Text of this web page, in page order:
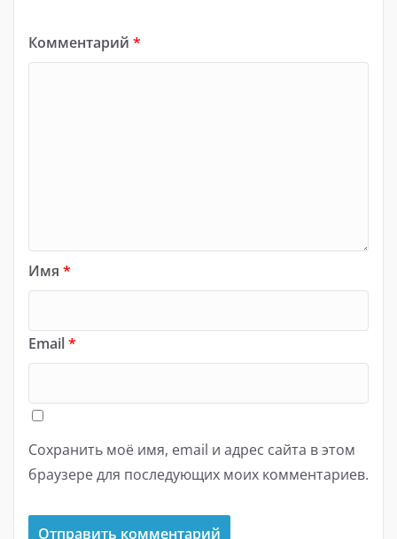
Комментарий *
Имя *
Email*
Сохранить моё имя, email и адрес сайта в этом
браузере для последующих моих комментариев.